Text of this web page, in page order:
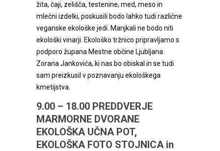
žita, čaji, zelišča, testenine, med, meso in
mlečni izdelki, poskusili bodo lahko tudi različne
veganske ekološke jedi. Manjkali ne bodo niti
ekološki vinarji. Ekološko tržnico pripravljamo s
podporo župana Mestne občine Ljubljana
Zorana Jankovića, ki nas bo obiskal in se tudi
sam preizkusil v poznavanju ekološkega
kmetijstva.
9.00 – 18.00 PREDDVERJE
MARMORNE DVORANE
EKOLOŠKA UČNA POT,
EKOLOŠKA FOTO STOJNICA in